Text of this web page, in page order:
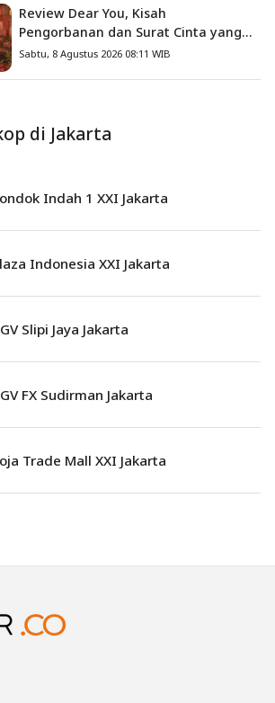
Review Dear You, Kisah
Pengorbanan dan Surat Cinta yang
Menyentuh Hati
Sabtu, 8 Agustus 2026 08:11 WIB
di Jakarta
Indah 1 XXI Jakarta
Indonesia XXI Jakarta
Slipi Jaya Jakarta
FX Sudirman Jakarta
Trade Mall XXI Jakarta